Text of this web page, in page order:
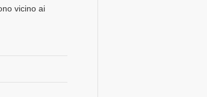
vicino ai